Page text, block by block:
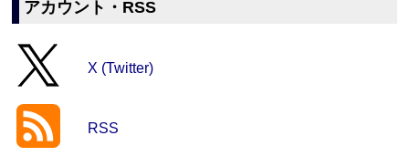
アカウント・RSS
X (Twitter)
RSS